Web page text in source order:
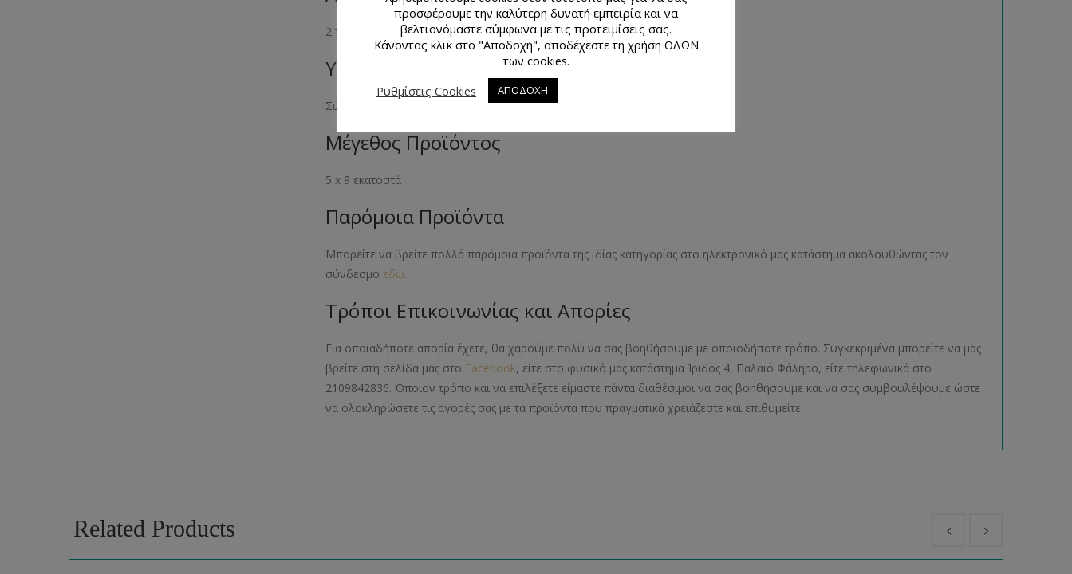
2 τεμάχια
Υλικό Προϊόντος
Σιλικόνη
Μέγεθος Προϊόντος
5 x 9 εκατοστά
Παρόμοια Προϊόντα
Μπορείτε να βρείτε πολλά παρόμοια προϊόντα της ιδίας κατηγορίας στο ηλεκτρονικό μας κατάστημα ακολουθώντας τον
σύνδεσμο εδώ.
Τρόποι Επικοινωνίας και Απορίες
Για οποιαδήποτε απορία έχετε, θα χαρούμε πολύ να σας βοηθήσουμε με οποιοδήποτε τρόπο. Συγκεκριμένα μπορείτε να μας
βρείτε στη σελίδα μας στο Facebook, είτε στο φυσικό μας κατάστημα Ίριδος 4, Παλαιό Φάληρο, είτε τηλεφωνικά στο
2109842836. Όποιον τρόπο και να επιλέξετε είμαστε πάντα διαθέσιμοι να σας βοηθήσουμε και να σας συμβουλέψουμε ώστε
να ολοκληρώσετε τις αγορές σας με τα προϊόντα που πραγματικά χρειάζεστε και επιθυμείτε.
Related Products
προσφέρουμε την καλύτερη δυνατή εμπειρία και να
βελτιονόμαστε σύμφωνα με τις προτειμίσεις σας.
Κάνοντας κλικ στο "Αποδοχή", αποδέχεστε τη χρήση ΟΛΩΝ
των cookies.
Ρυθμίσεις Cookies
ΑΠΟΔΟΧΗ